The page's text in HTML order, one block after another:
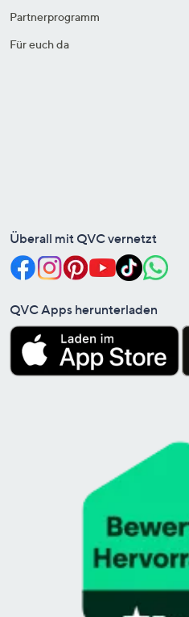
Partnerprogramm
Für euch da
Überall mit QVC vernetzt
QVC Apps herunterladen